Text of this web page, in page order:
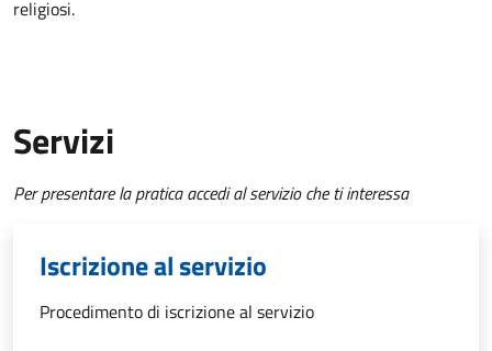
religiosi.
Servizi
Per presentare la pratica accedi al servizio che ti interessa
Iscrizione al servizio
Procedimento di iscrizione al servizio